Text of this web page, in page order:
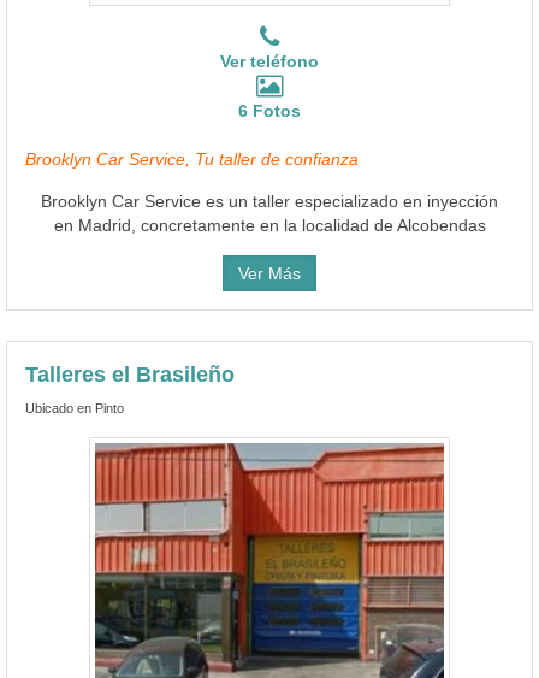
Ver teléfono
6 Fotos
Brooklyn Car Service, Tu taller de confianza
Brooklyn Car Service es un taller especializado en inyección
en Madrid, concretamente en la localidad de Alcobendas
Ver Más
Talleres el Brasileño
Ubicado en Pinto